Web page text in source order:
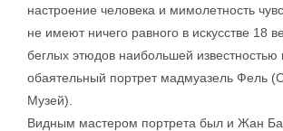
настроение человека и мимолетность
не имеют ничего равного в искусстве 18
беглых этюдов наибольшей известностью
обаятельный портрет мадмуазель Фель
Музей).
Видным мастером портрета был и Жан